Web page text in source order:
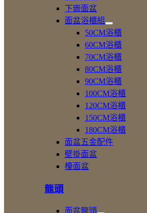
下嵌面盆
面盆浴櫃組
展
開
面
盆
浴
櫃
組
50CM浴櫃
60CM浴櫃
70CM浴櫃
80CM浴櫃
90CM浴櫃
100CM浴櫃
120CM浴櫃
150CM浴櫃
180CM浴櫃
面盆五金配件
壁掛面盆
檯面盆
龍頭
面盆龍頭